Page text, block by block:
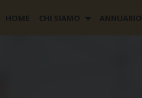
HOME CHI SIAMO ANNUARIO